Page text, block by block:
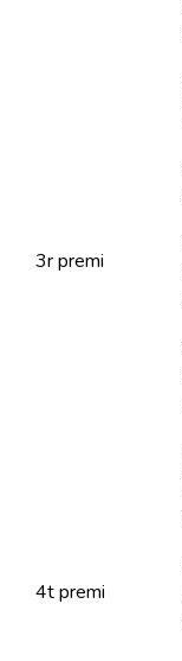
3r premi
4t premi